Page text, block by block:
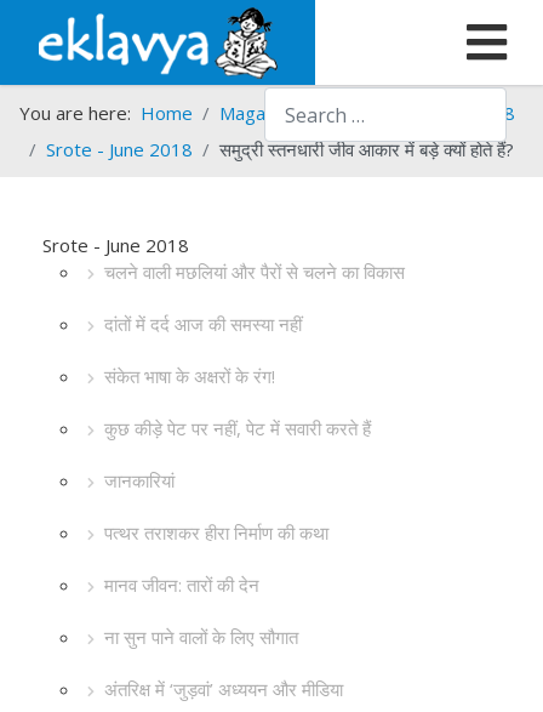
Search
You are here: Home Magazines Srote
Srote - 2018
Srote - June 2018
समुद्री स्तनधारी जीव आकार में बड़े क्यों होते हैं?
Srote - June 2018
चलने वाली मछलियां और पैरों से चलने का विकास
दांतों में दर्द आज की समस्या नहीं
संकेत भाषा के अक्षरों के रंग!
कुछ कीड़े पेट पर नहीं, पेट में सवारी करते हैं
जानकारियां
पत्थर तराशकर हीरा निर्माण की कथा
मानव जीवन: तारों की देन
ना सुन पाने वालों के लिए सौगात
अंतरिक्ष में ‘जुड़वां’ अध्ययन और मीडिया